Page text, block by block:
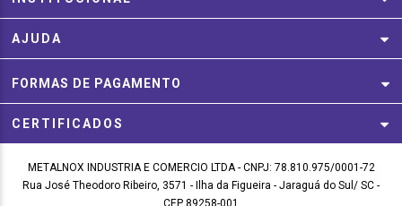
AJUDA
FORMAS DE PAGAMENTO
CERTIFICADOS
METALNOX INDUSTRIA E COMERCIO LTDA - CNPJ: 78.810.975/0001-72
Rua José Theodoro Ribeiro, 3571 - Ilha da Figueira - Jaraguá do Sul/ SC -
CEP 89258-001